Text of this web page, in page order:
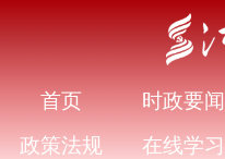
首页 时政要闻
政策法规
在线学习